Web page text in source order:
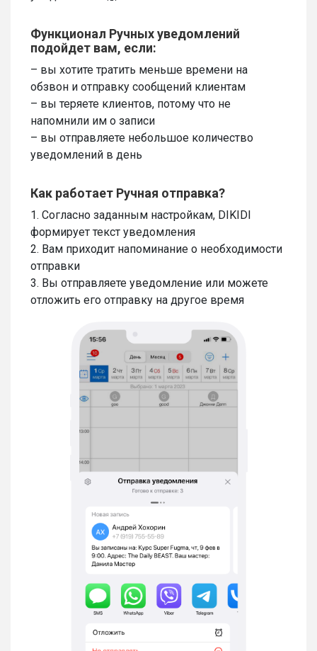
Функционал Ручных уведомлений
подойдет вам, если:
– вы хотите тратить меньше времени на
обзвон и отправку сообщений клиентам
– вы теряете клиентов, потому что не
напомнили им о записи
– вы отправляете небольшое количество
уведомлений в день
Как работает Ручная отправка?
1. Согласно заданным настройкам, DIKIDI
формирует текст уведомления
2. Вам приходит напоминание о необходимости
отправки
3. Вы отправляете уведомление или можете
отложить его отправку на другое время